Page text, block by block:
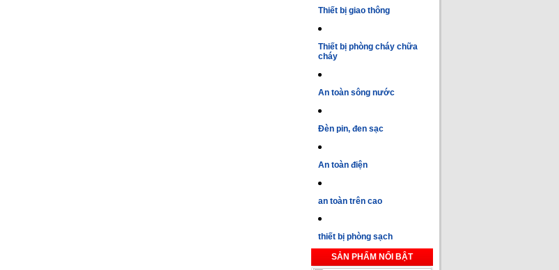
Thiết bị giao thông
Thiết bị phòng cháy chữa
cháy
An toàn sông nước
Đèn pin, đen sạc
An toàn điện
an toàn trên cao
thiết bị phòng sạch
SẢN PHẨM NỔI BẬT